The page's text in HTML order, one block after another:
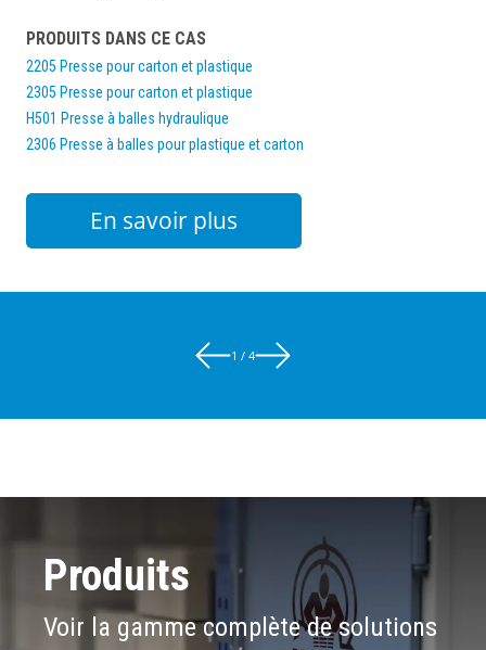
En savoir plus
PRODUITS DANS CE CAS
2205 Presse pour carton et plastique
2305 Presse pour carton et plastique
H501 Presse à balles hydraulique
2306 Presse à balles pour plastique et carton
1 / 4
Produits
Voir la gamme complète de solutions